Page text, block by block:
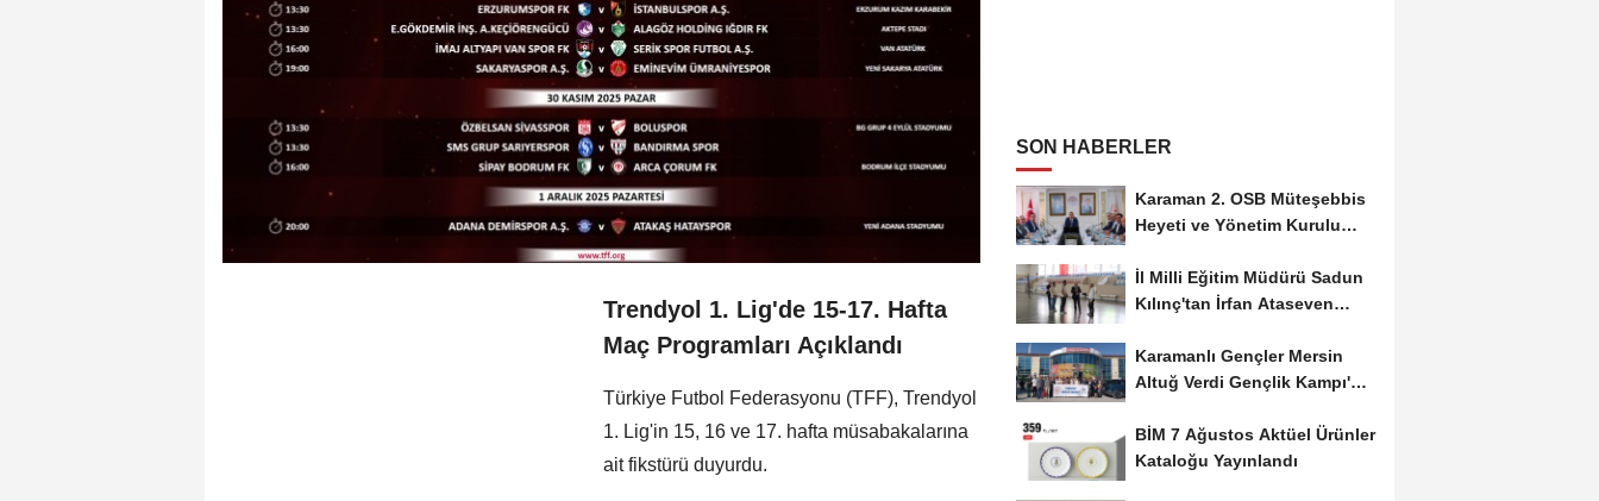
Trendyol 1. Lig'de 15-17. Hafta
Maç Programları Açıklandı
Türkiye Futbol Federasyonu (TFF), Trendyol
1. Lig'in 15, 16 ve 17. hafta müsabakalarına
ait fikstürü duyurdu.
SON HABERLER
Karaman 2. OSB Müteşebbis
Heyeti ve Yönetim Kurulu
İl Milli Eğitim Müdürü Sadun
Kılınç'tan İrfan Ataseven
Karamanlı Gençler Mersin
Altuğ Verdi Gençlik Kampı'na
BİM 7 Ağustos Aktüel Ürünler
Kataloğu Yayınlandı